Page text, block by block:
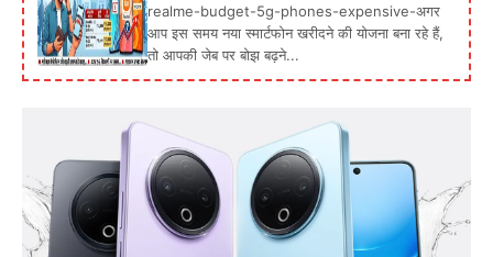
realme-budget-5g-phones-expensive-अगर
आप इस समय नया स्मार्टफोन खरीदने की योजना बना रहे हैं,
तो आपकी जेब पर बोझ बढ़ने...